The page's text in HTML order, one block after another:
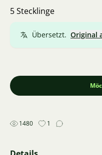
5 Stecklinge
Übersetzt. Original
1480 1